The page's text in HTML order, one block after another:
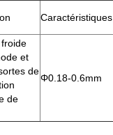
Caractéristiques
et
de
de
Φ0.18-0.6mm